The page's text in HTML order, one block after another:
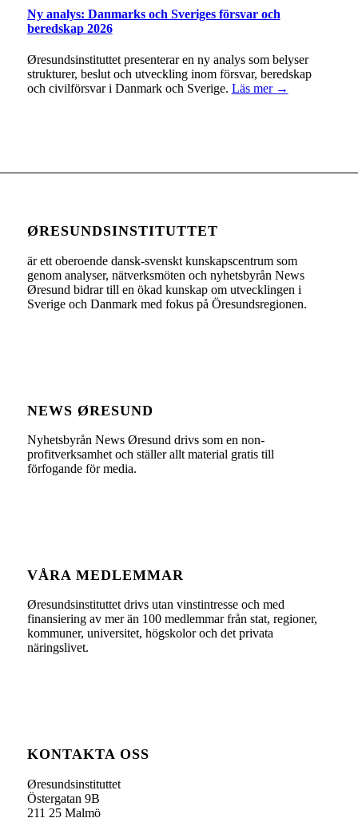
Ny analys: Danmarks och Sveriges försvar och
beredskap 2026
Øresundsinstituttet presenterar en ny analys som belyser
strukturer, beslut och utveckling inom försvar, beredskap
och civilförsvar i Danmark och Sverige. Läs mer →
ØRESUNDSINSTITUTTET
är ett oberoende dansk-svenskt kunskapscentrum som
genom analyser, nätverksmöten och nyhetsbyrån News
Øresund bidrar till en ökad kunskap om utvecklingen i
Sverige och Danmark med fokus på Öresundsregionen.
NEWS ØRESUND
Nyhetsbyrån News Øresund drivs som en non-
profitverksamhet och ställer allt material gratis till
förfogande för media.
VÅRA MEDLEMMAR
Øresundsinstituttet drivs utan vinst­intresse och med
finansiering av mer än 100 medlemmar från stat, regioner,
kommuner, universitet, högskolor och det privata
näringslivet.
KONTAKTA OSS
Øresundsinstituttet
Östergatan 9B
211 25 Malmö